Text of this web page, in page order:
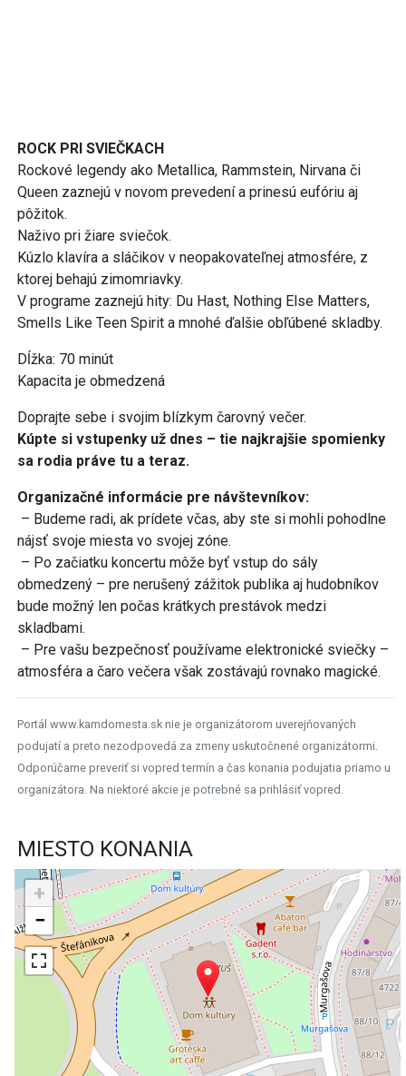
ROCK PRI SVIEČKACH
Rockové legendy ako Metallica, Rammstein, Nirvana či
Queen zaznejú v novom prevedení a prinesú eufóriu aj
pôžitok.
Naživo pri žiare sviečok.
Kúzlo klavíra a sláčikov v neopakovateľnej atmosfére, z
ktorej behajú zimomriavky.
V programe zaznejú hity: Du Hast, Nothing Else Matters,
Smells Like Teen Spirit a mnohé ďalšie obľúbené skladby.
Dĺžka: 70 minút
Kapacita je obmedzená
Doprajte sebe i svojim blízkym čarovný večer.
Kúpte si vstupenky už dnes – tie najkrajšie spomienky
sa rodia práve tu a teraz.
Organizačné informácie pre návštevníkov:
– Budeme radi, ak prídete včas, aby ste si mohli pohodlne
nájsť svoje miesta vo svojej zóne.
– Po začiatku koncertu môže byť vstup do sály
obmedzený – pre nerušený zážitok publika aj hudobníkov
bude možný len počas krátkych prestávok medzi
skladbami.
– Pre vašu bezpečnosť používame elektronické sviečky –
atmosféra a čaro večera však zostávajú rovnako magické.
Portál www.kamdomesta.sk nie je organizátorom uverejňovaných
podujatí a preto nezodpovedá za zmeny uskutočnené organizátormi.
Odporúčame preveriť si vopred termín a čas konania podujatia priamo u
organizátora. Na niektoré akcie je potrebné sa prihlásiť vopred.
MIESTO KONANIA
+
−